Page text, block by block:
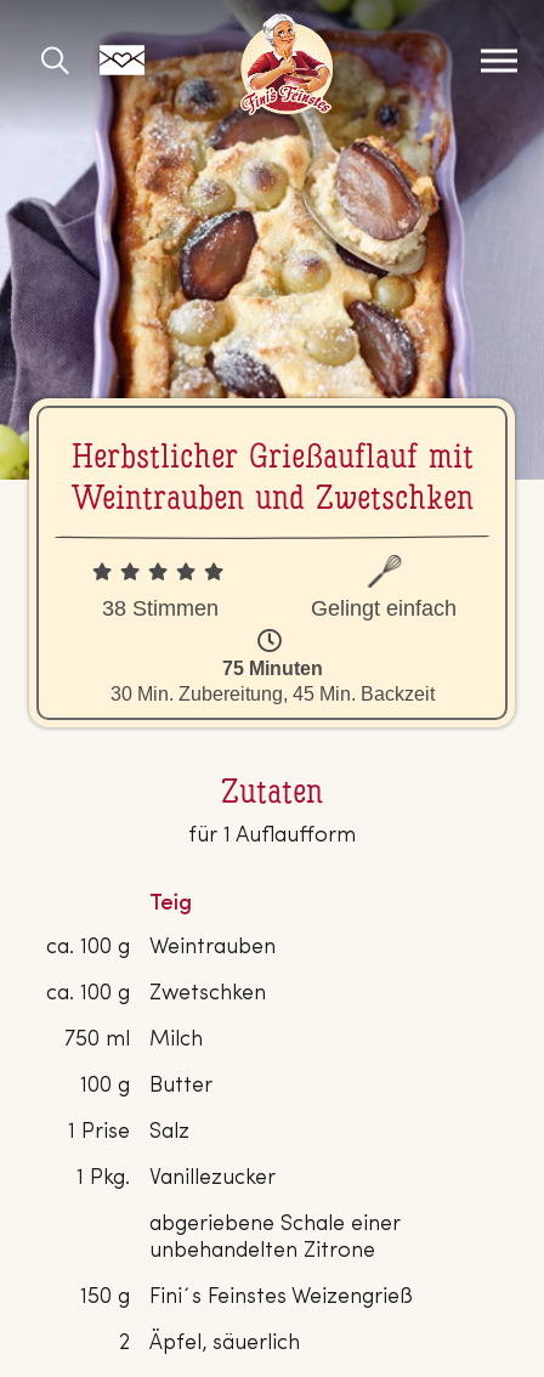
Herbst­li­cher Grie­ßauf­lauf mit
Wein­trau­ben und Zwetsch­ken
38 Stimmen Gelingt einfach
75 Minuten
30 Min. Zubereitung, 45 Min. Backzeit
Zutaten
für 1 Auflaufform
Teig
ca. 100 g
Weintrauben
ca. 100 g
Zwetschken
750 ml
Milch
100 g
Butter
1 Prise
Salz
1 Pkg.
Vanillezucker
abgeriebene Schale einer
unbehandelten Zitrone
150 g
Fini´s Feinstes Weizengrieß
2
Äpfel, säuerlich